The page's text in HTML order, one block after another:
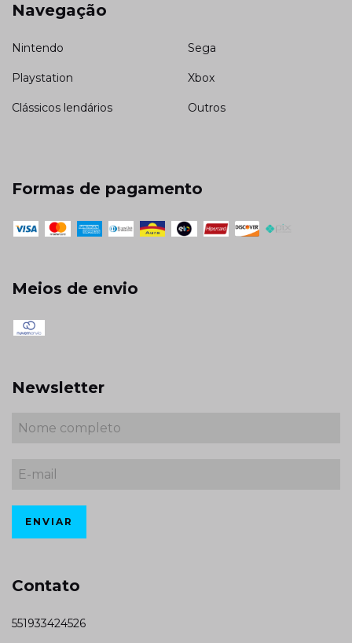
Navegação
Nintendo Sega
Playstation Xbox
Clássicos lendários Outros
Formas de pagamento
Meios de envio
Newsletter
Contato
551933424526